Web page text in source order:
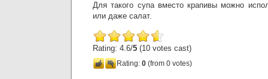
Для такого супа вместо крапивы можно
или даже салат.
Rating: 4.6/5 (10 votes cast)
Rating: 0 (from 0 votes)